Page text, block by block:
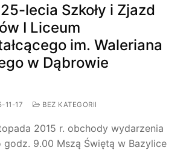
lecia Szkoły i Zjazd
I Liceum
im. Waleriana
w Dąbrowie
11-17 BEZ KATEGORII
2015 r. obchody wydarzenia
godz. 9.00 Mszą Świętą w Bazylice